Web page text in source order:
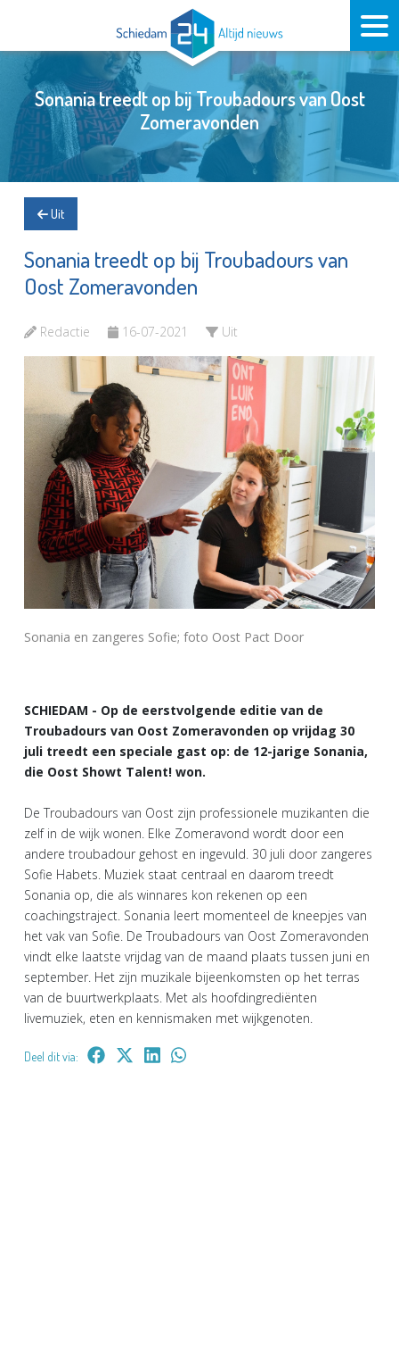
Sonania treedt op bij Troubadours van Oost
Zomeravonden
Uit
Sonania treedt op bij Troubadours van
Oost Zomeravonden
Redactie 16-07-2021 Uit
Sonania en zangeres Sofie; foto Oost Pact Door
SCHIEDAM - Op de eerstvolgende editie van de
Troubadours van Oost Zomeravonden op vrijdag 30
juli treedt een speciale gast op: de 12-jarige Sonania,
die Oost Showt Talent! won.
De Troubadours van Oost zijn professionele muzikanten die
zelf in de wijk wonen. Elke Zomeravond wordt door een
andere troubadour gehost en ingevuld. 30 juli door zangeres
Sofie Habets. Muziek staat centraal en daarom treedt
Sonania op, die als winnares kon rekenen op een
coachingstraject. Sonania leert momenteel de kneepjes van
het vak van Sofie. De Troubadours van Oost Zomeravonden
vindt elke laatste vrijdag van de maand plaats tussen juni en
september. Het zijn muzikale bijeenkomsten op het terras
van de buurtwerkplaats. Met als hoofdingrediënten
livemuziek, eten en kennismaken met wijkgenoten.
Deel dit via: